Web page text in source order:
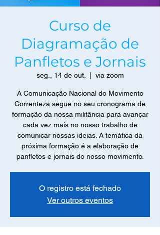
Curso de
Diagramação de
Panfletos e Jornais
seg., 14 de out. via zoom
A Comunicação Nacional do Movimento
Correnteza segue no seu cronograma de
formação da nossa militância para avançar
cada vez mais no nosso trabalho de
comunicar nossas ideias. A temática da
próxima formação é a elaboração de
panfletos e jornais do nosso movimento.
O registro está fechado
Ver outros eventos